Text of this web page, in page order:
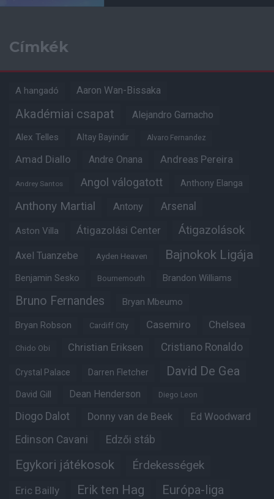
Címkék
A hangadó Aaron Wan-Bissaka
Akadémiai csapat Alejandro Garnacho
Alex Telles Altay Bayindir Alvaro Fernandez
Amad Diallo Andre Onana Andreas Pereira
Andrey Santos Angol válogatott Anthony Elanga
Anthony Martial Antony Arsenal
Aston Villa Átigazolási Center Átigazolások
Axel Tuanzebe Ayden Heaven Bajnokok Ligája
Benjamin Sesko Bournemouth Brandon Williams
Bruno Fernandes Bryan Mbeumo
Bryan Robson Cardiff City Casemiro Chelsea
Chido Obi Christian Eriksen Cristiano Ronaldo
Crystal Palace Darren Fletcher David De Gea
David Gill Dean Henderson Diego Leon
Diogo Dalot Donny van de Beek Ed Woodward
Edinson Cavani Edzői stáb
Egykori játékosok Érdekességek
Eric Bailly Erik ten Hag Európa-liga